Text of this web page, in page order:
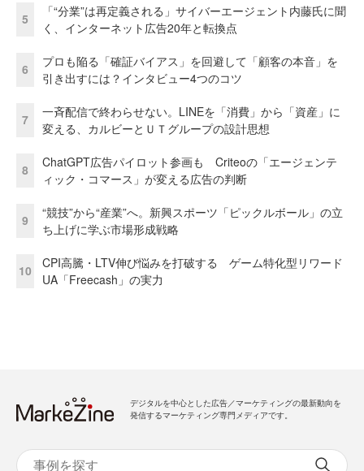
5
「“分業”は再定義される」サイバーエージェント内藤氏に聞
く、インターネット広告20年と転換点
6
プロも陥る「確証バイアス」を回避して「顧客の本音」を
引き出すには？インタビュー4つのコツ
7
一斉配信で終わらせない。LINEを「消費」から「資産」に
変える、カルビーとＵＴグループの設計思想
8
ChatGPT広告パイロット参画も Criteoの「エージェンテ
ィック・コマース」が変える広告の判断
9
“競技”から“産業”へ。新興スポーツ「ピックルボール」の立
ち上げに学ぶ市場形成戦略
10
CPI高騰・LTV伸び悩みを打破する ゲーム特化型リワード
UA「Freecash」の実力
デジタルを中心とした広告／マーケティングの最新動向を
発信するマーケティング専門メディアです。